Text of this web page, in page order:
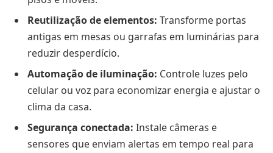
Reutilização de elementos: Transforme portas
antigas em mesas ou garrafas em luminárias para
reduzir desperdício.
Automação de iluminação: Controle luzes pelo
celular ou voz para economizar energia e ajustar o
clima da casa.
Segurança conectada: Instale câmeras e
sensores que enviam alertas em tempo real para